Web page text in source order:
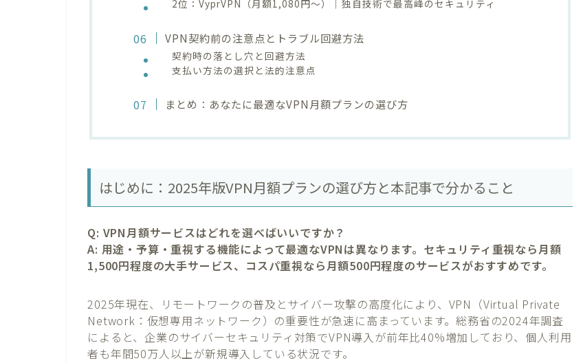
2位：VyprVPN（月額1,080円〜）｜独自技術で最高峰のセキュリティ
VPN契約前の注意点とトラブル回避方法
契約時の落とし穴と回避方法
支払い方法の選択と法的注意点
まとめ：あなたに最適なVPN月額プランの選び方
はじめに：2025年版VPN月額プランの選び方と本記事で分かること
Q: VPN月額サービスはどれを選べばいいですか？
A: 用途・予算・重視する機能によって最適なVPNは異なります。セキュリティ重視なら月額
1,500円程度の大手サービス、コスパ重視なら月額500円程度のサービスがおすすめです。
2025年現在、リモートワークの普及とサイバー攻撃の高度化により、VPN（Virtual Private
Network：仮想専用ネットワーク）の重要性が急速に高まっています。総務省の2024年調査
によると、企業のサイバーセキュリティ対策でVPN導入が前年比40%増加しており、個人利用
者も年間50万人以上が新規導入している状況です。